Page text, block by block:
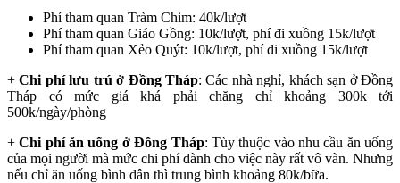
Phí tham quan Tràm Chim: 40k/lượt
Phí tham quan Giáo Gồng: 10k/lượt, phí đi xuồng 15k/lượt
Phí tham quan Xẻo Quýt: 10k/lượt, phí đi xuồng 15k/lượt
+Chi phí lưu trú ở Đồng Tháp: Các nhà nghỉ, khách sạn ở Đồng
Tháp có mức giá khá phải chăng chỉ khoảng 300k tới
500k/ngày/phòng
+Chi phí ăn uống ở Đồng Tháp: Tùy thuộc vào nhu cầu ăn uống
của mọi người mà mức chi phí dành cho việc này rất vô vàn. Nhưng
nếu chỉ ăn uống bình dân thì trung bình khoảng 80k/bữa.